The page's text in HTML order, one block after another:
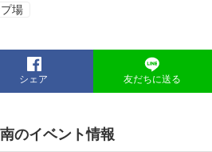
場
シェア 友だちに送る
のイベント情報